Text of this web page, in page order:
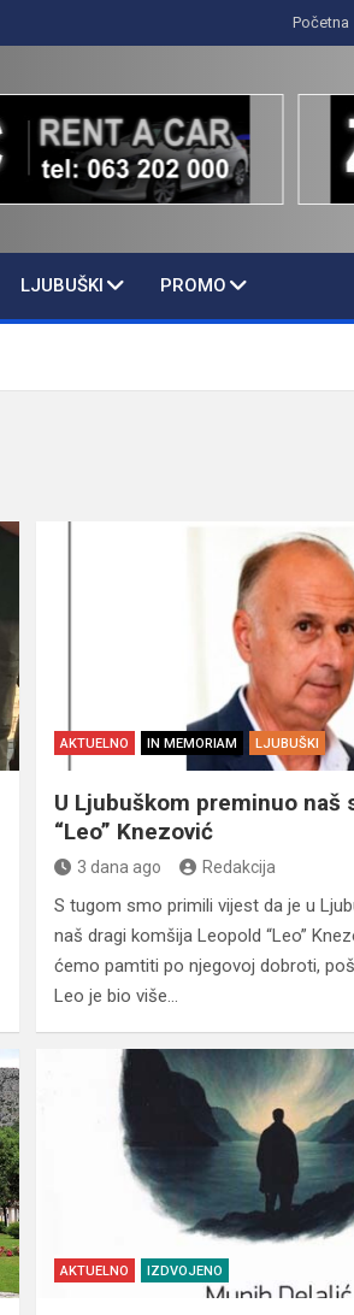
Početna
LJUBUŠKI PROMO
AKTUELNO IN MEMORIAM LJUBUŠKI
U Ljubuškom preminuo naš
“Leo” Knezović
3 dana ago Redakcija
S tugom smo primili vijest da je u
naš dragi komšija Leopold “Leo”
ćemo pamtiti po njegovoj dobroti,
Leo je bio više…
AKTUELNO IZDVOJENO